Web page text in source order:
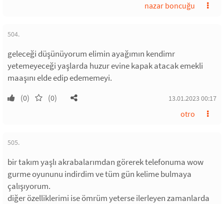
nazar boncuğu
504.
geleceği düşünüyorum elimin ayağımın kendimr
yetemeyeceği yaşlarda huzur evine kapak atacak emekli
maaşını elde edip edememeyi.
(0) (0) 13.01.2023 00:17
otro
505.
bir takım yaşlı akrabalarımdan görerek telefonuma wow
gurme oyununu indirdim ve tüm gün kelime bulmaya
çalışıyorum.
diğer özelliklerimi ise ömrüm yeterse ilerleyen zamanlarda